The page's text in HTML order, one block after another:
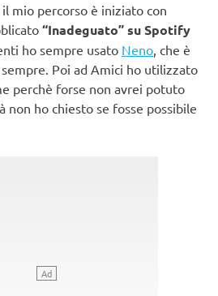
mio percorso è iniziato con
“Inadeguato” su Spotify
ho sempre usato Neno , che è
Poi ad Amici ho utilizzato
perchè forse non avrei potuto
non ho chiesto se fosse possibile